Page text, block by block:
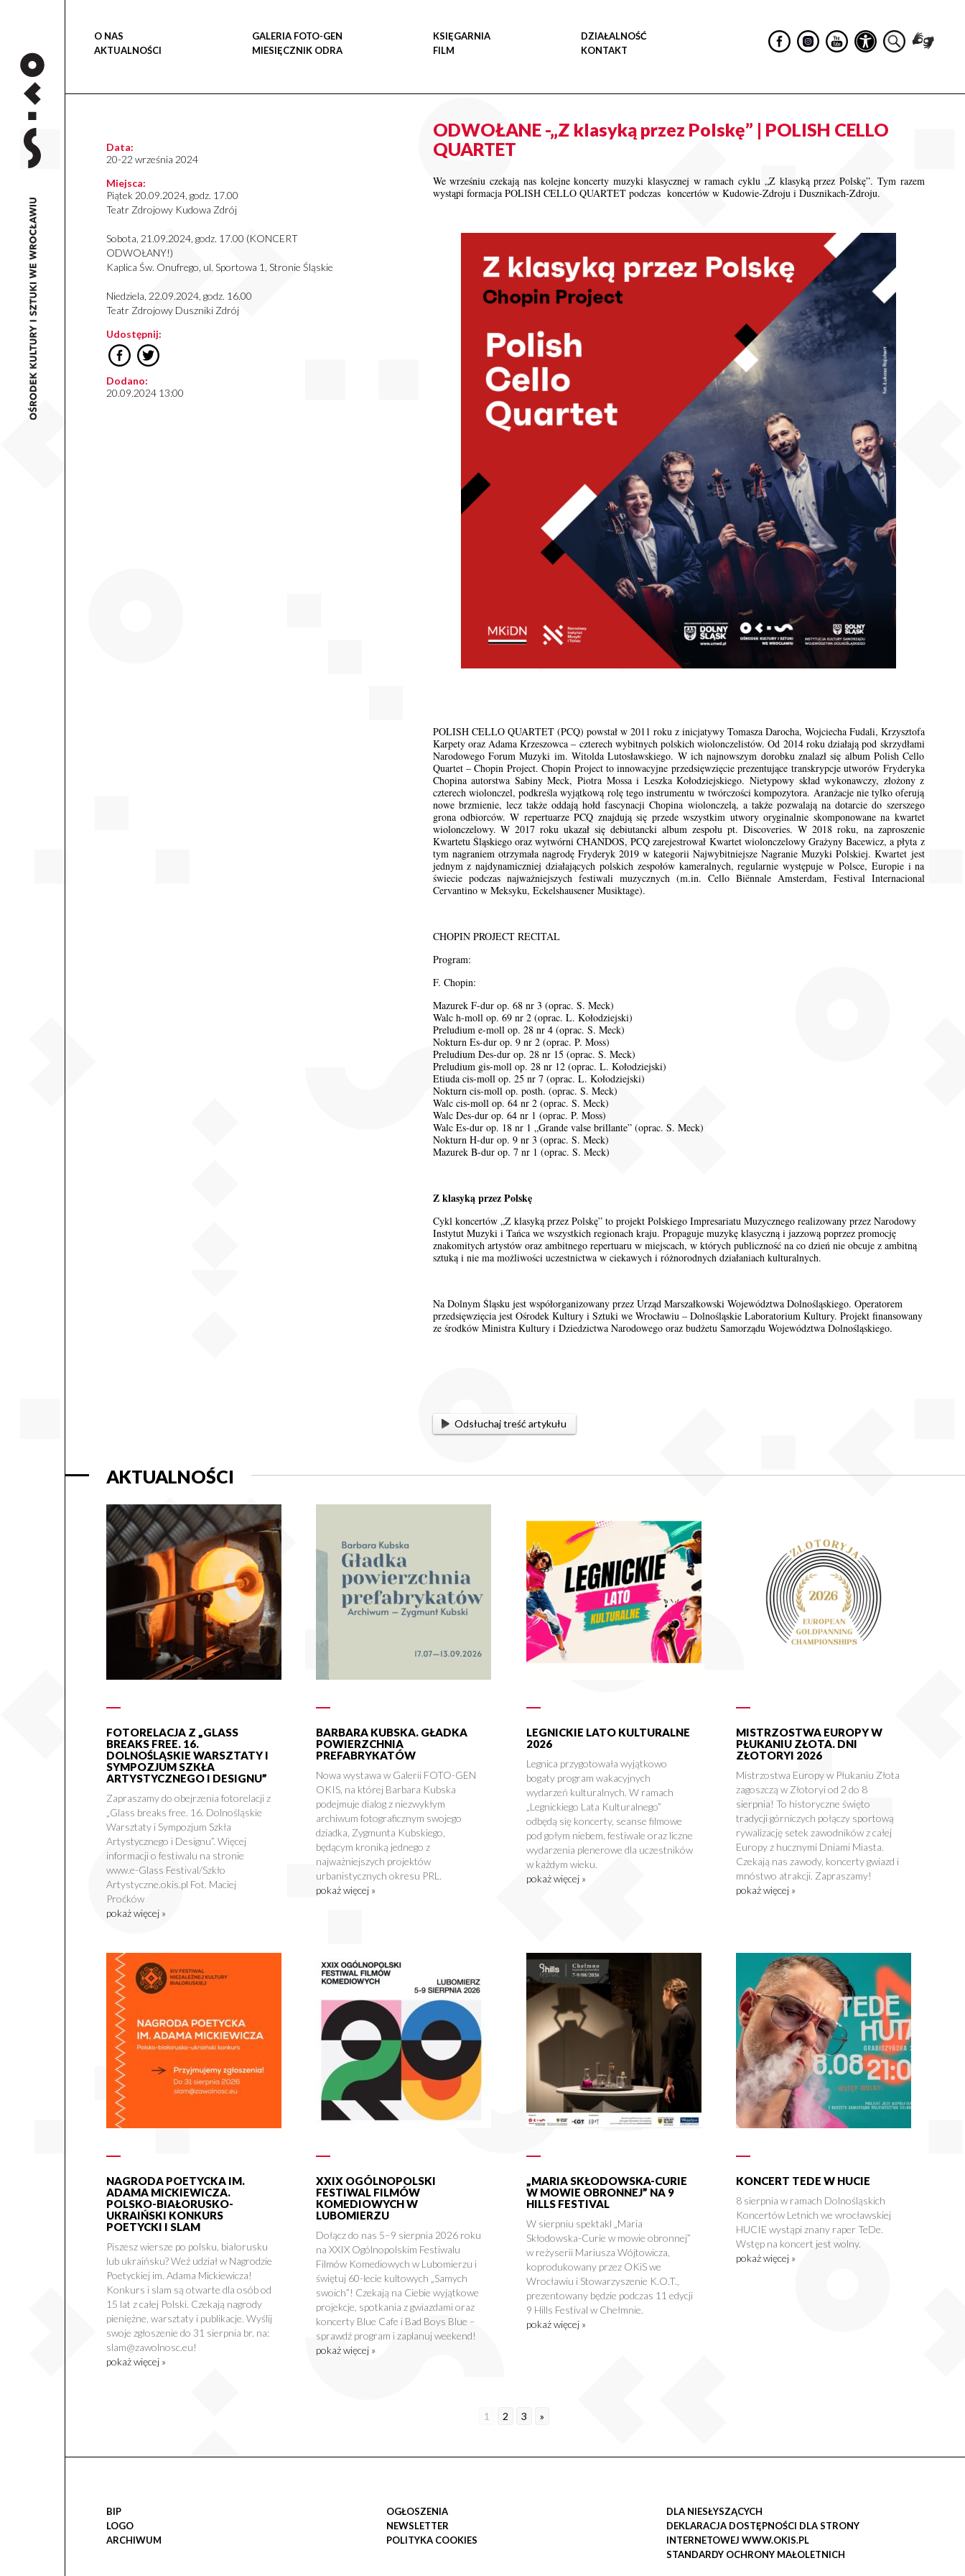
O NAS
AKTUALNOŚCI
GALERIA FOTO-GEN
MIESIĘCZNIK ODRA
KSIĘGARNIA
FILM
DZIAŁALNOŚĆ
KONTAKT
Data:
20-22 września 2024
Miejsca:
Piątek 20.09.2024, godz. 17.00
Teatr Zdrojowy Kudowa Zdrój
Sobota, 21.09.2024, godz. 17.00 (KONCERT
ODWOŁANY!)
Kaplica Św. Onufrego, ul. Sportowa 1, Stronie Śląskie
Niedziela, 22.09.2024, godz. 16.00
Teatr Zdrojowy Duszniki Zdrój
Udostępnij:
Dodano:
20.09.2024 13:00
ODWOŁANE -„Z klasyką przez Polskę” | POLISH CELLO
QUARTET
We wrześniu czekają nas kolejne koncerty muzyki klasycznej w ramach cyklu „Z klasyką przez Polskę”. Tym razem
wystąpi formacja POLISH CELLO QUARTET podczas koncertów w Kudowie-Zdroju i Dusznikach-Zdroju.
POLISH CELLO QUARTET (PCQ) powstał w 2011 roku z inicjatywy Tomasza Darocha, Wojciecha Fudali, Krzysztofa
Karpety oraz Adama Krzeszowca – czterech wybitnych polskich wiolonczelistów. Od 2014 roku działają pod skrzydłami
Narodowego Forum Muzyki im. Witolda Lutosławskiego. W ich najnowszym dorobku znalazł się album Polish Cello
Quartet – Chopin Project. Chopin Project to innowacyjne przedsięwzięcie prezentujące transkrypcje utworów Fryderyka
Chopina autorstwa Sabiny Meck, Piotra Mossa i Leszka Kołodziejskiego. Nietypowy skład wykonawczy, złożony z
czterech wiolonczel, podkreśla wyjątkową rolę tego instrumentu w twórczości kompozytora. Aranżacje nie tylko oferują
nowe brzmienie, lecz także oddają hołd fascynacji Chopina wiolonczelą, a także pozwalają na dotarcie do szerszego
grona odbiorców. W repertuarze PCQ znajdują się przede wszystkim utwory oryginalnie skomponowane na kwartet
wiolonczelowy. W 2017 roku ukazał się debiutancki album zespołu pt. Discoveries. W 2018 roku, na zaproszenie
Kwartetu Śląskiego oraz wytwórni CHANDOS, PCQ zarejestrował Kwartet wiolonczelowy Grażyny Bacewicz, a płyta z
tym nagraniem otrzymała nagrodę Fryderyk 2019 w kategorii Najwybitniejsze Nagranie Muzyki Polskiej. Kwartet jest
jednym z najdynamiczniej działających polskich zespołów kameralnych, regularnie występuje w Polsce, Europie i na
świecie podczas najważniejszych festiwali muzycznych (m.in. Cello Biënnale Amsterdam, Festival Internacional
Cervantino w Meksyku, Eckelshausener Musiktage).
CHOPIN PROJECT RECITAL
Program:
F. Chopin:
Mazurek F-dur op. 68 nr 3 (oprac. S. Meck)
Walc h-moll op. 69 nr 2 (oprac. L. Kołodziejski)
Preludium e-moll op. 28 nr 4 (oprac. S. Meck)
Nokturn Es-dur op. 9 nr 2 (oprac. P. Moss)
Preludium Des-dur op. 28 nr 15 (oprac. S. Meck)
Preludium gis-moll op. 28 nr 12 (oprac. L. Kołodziejski)
Etiuda cis-moll op. 25 nr 7 (oprac. L. Kołodziejski)
Nokturn cis-moll op. posth. (oprac. S. Meck)
Walc cis-moll op. 64 nr 2 (oprac. S. Meck)
Walc Des-dur op. 64 nr 1 (oprac. P. Moss)
Walc Es-dur op. 18 nr 1 „Grande valse brillante” (oprac. S. Meck)
Nokturn H-dur op. 9 nr 3 (oprac. S. Meck)
Mazurek B-dur op. 7 nr 1 (oprac. S. Meck)
Z klasyką przez Polskę
Cykl koncertów „Z klasyką przez Polskę” to projekt Polskiego Impresariatu Muzycznego realizowany przez Narodowy
Instytut Muzyki i Tańca we wszystkich regionach kraju. Propaguje muzykę klasyczną i jazzową poprzez promocję
znakomitych artystów oraz ambitnego repertuaru w miejscach, w których publiczność na co dzień nie obcuje z ambitną
sztuką i nie ma możliwości uczestnictwa w ciekawych i różnorodnych działaniach kulturalnych.
Na Dolnym Śląsku jest współorganizowany przez Urząd Marszałkowski Województwa Dolnośląskiego. Operatorem
przedsięwzięcia jest Ośrodek Kultury i Sztuki we Wrocławiu – Dolnośląskie Laboratorium Kultury. Projekt finansowany
ze środków Ministra Kultury i Dziedzictwa Narodowego oraz budżetu Samorządu Województwa Dolnośląskiego.
Odsłuchaj treść artykułu
AKTUALNOŚCI
FOTORELACJA Z „GLASS
BREAKS FREE. 16.
DOLNOŚLĄSKIE WARSZTATY I
SYMPOZJUM SZKŁA
ARTYSTYCZNEGO I DESIGNU”
Zapraszamy do obejrzenia fotorelacji z
„Glass breaks free. 16. Dolnośląskie
Warsztaty i Sympozjum Szkła
Artystycznego i Designu”. Więcej
informacji o festiwalu na stronie
www.e-Glass Festival/Szkło
Artystyczne.okis.pl Fot. Maciej
Proćków
pokaż więcej »
BARBARA KUBSKA. GŁADKA
POWIERZCHNIA
PREFABRYKATÓW
Nowa wystawa w Galerii FOTO-GEN
OKIS, na której Barbara Kubska
podejmuje dialog z niezwykłym
archiwum fotograficznym swojego
dziadka, Zygmunta Kubskiego,
będącym kroniką jednego z
najważniejszych projektów
urbanistycznych okresu PRL.
pokaż więcej »
LEGNICKIE LATO KULTURALNE
2026
Legnica przygotowała wyjątkowo
bogaty program wakacyjnych
wydarzeń kulturalnych. W ramach
„Legnickiego Lata Kulturalnego”
odbędą się koncerty, seanse filmowe
pod gołym niebem, festiwale oraz liczne
wydarzenia plenerowe dla uczestników
w każdym wieku.
pokaż więcej »
MISTRZOSTWA EUROPY W
PŁUKANIU ZŁOTA. DNI
ZŁOTORYI 2026
Mistrzostwa Europy w Płukaniu Złota
zagoszczą w Złotoryi od 2 do 8
sierpnia! To historyczne święto
tradycji górniczych połączy sportową
rywalizację setek zawodników z całej
Europy z hucznymi Dniami Miasta.
Czekają nas zawody, koncerty gwiazd i
mnóstwo atrakcji. Zapraszamy!
pokaż więcej »
NAGRODA POETYCKA IM.
ADAMA MICKIEWICZA.
POLSKO-BIAŁORUSKO-
UKRAIŃSKI KONKURS
POETYCKI I SLAM
Piszesz wiersze po polsku, białorusku
lub ukraińsku? Weź udział w Nagrodzie
Poetyckiej im. Adama Mickiewicza!
Konkurs i slam są otwarte dla osób od
15 lat z całej Polski. Czekają nagrody
pieniężne, warsztaty i publikacje. Wyślij
swoje zgłoszenie do 31 sierpnia br. na:
slam@zawolnosc.eu!
pokaż więcej »
XXIX OGÓLNOPOLSKI
FESTIWAL FILMÓW
KOMEDIOWYCH W
LUBOMIERZU
Dołącz do nas 5–9 sierpnia 2026 roku
na XXIX Ogólnopolskim Festiwalu
Filmów Komediowych w Lubomierzu i
świętuj 60-lecie kultowych „Samych
swoich”! Czekają na Ciebie wyjątkowe
projekcje, spotkania z gwiazdami oraz
koncerty Blue Cafe i Bad Boys Blue –
sprawdź program i zaplanuj weekend!
pokaż więcej »
„MARIA SKŁODOWSKA-CURIE
W MOWIE OBRONNEJ” NA 9
HILLS FESTIVAL
W sierpniu spektakl „Maria
Skłodowska-Curie w mowie obronnej”
w reżyserii Mariusza Wójtowicza,
koprodukowany przez OKiS we
Wrocławiu i Stowarzyszenie K.O.T.,
prezentowany będzie podczas 11 edycji
9 Hills Festival w Chełmnie.
pokaż więcej »
KONCERT TEDE W HUCIE
8 sierpnia w ramach Dolnośląskich
Koncertów Letnich we wrocławskiej
HUCIE wystąpi znany raper TeDe.
Wstęp na koncert jest wolny.
pokaż więcej »
1 2 3 »
BIP
LOGO
ARCHIWUM
OGŁOSZENIA
NEWSLETTER
POLITYKA COOKIES
DLA NIESŁYSZĄCYCH
DEKLARACJA DOSTĘPNOŚCI DLA STRONY
INTERNETOWEJ WWW.OKIS.PL
STANDARDY OCHRONY MAŁOLETNICH